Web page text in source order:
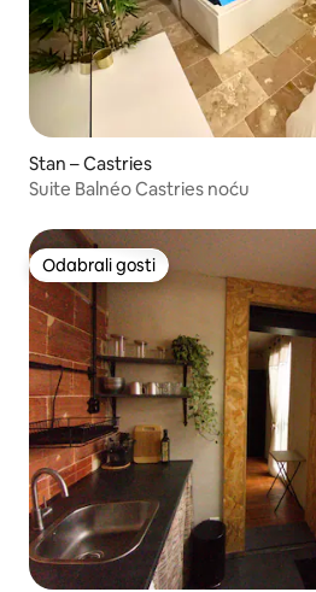
Stan – Castries
Suite Balnéo Castries noću
Odabrali gosti
Odabrali gosti